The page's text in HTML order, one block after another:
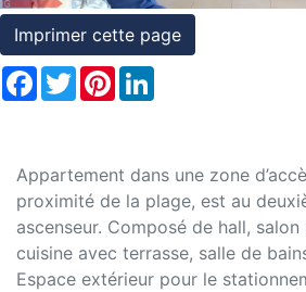
Imprimer cette page
Facebook
TwitterPinterest
Appartement dans une zone
proximité de la plage, est au
ascenseur. Composé de hall,
cuisine avec terrasse, salle de
Espace extérieur pour le